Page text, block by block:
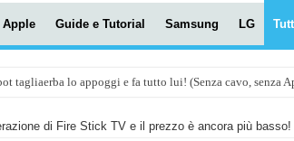
Apple Guide e Tutorial Samsung LG
tagliaerba lo appoggi e fa tutto lui! (Senza cavo, senza
di Fire Stick TV e il prezzo è ancora più basso!